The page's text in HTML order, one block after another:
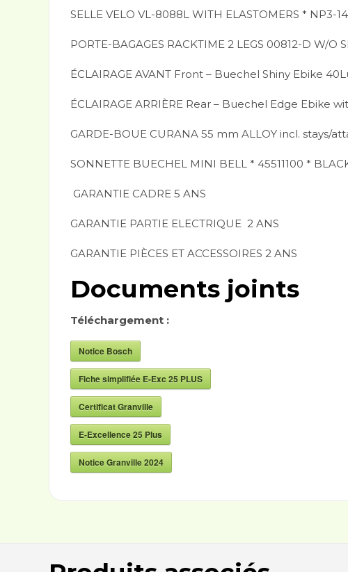
SELLE VELO VL-8088L WITH ELASTOMERS * NP3-
PORTE-BAGAGES RACKTIME 2 LEGS 00812-D W/O
ÉCLAIRAGE AVANT Front – Buechel Shiny Ebike
ÉCLAIRAGE ARRIÈRE Rear – Buechel Edge Ebike
GARDE-BOUE CURANA 55 mm ALLOY incl. stays/
SONNETTE BUECHEL MINI BELL * 45511100 *
​ ​GARANTIE CADRE 5 ANS
GARANTIE PARTIE ELECTRIQUE 2 ANS
GARANTIE PIÈCES ET ACCESSOIRES 2 ANS
Documents joints
Téléchargement :
Notice Bosch
Fiche simplifiée E-Exc 25 PLUS
Certificat Granville
E-Excellence 25 Plus
Notice Granville 2024